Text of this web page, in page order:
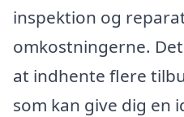
inspektion og
omkostningerne.
at indhente flere
som kan give dig en